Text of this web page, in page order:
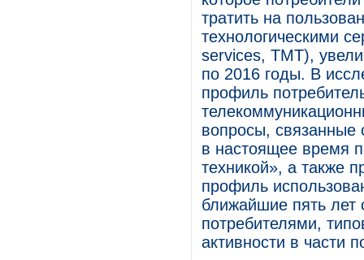
тратить на
технологическими
services, ТМТ),
по 2016 годы. В
профиль
вопросы, связанные
в настоящее время
техникой», а также
профиль
ближайшие пять лет
потребителями,
активности в части